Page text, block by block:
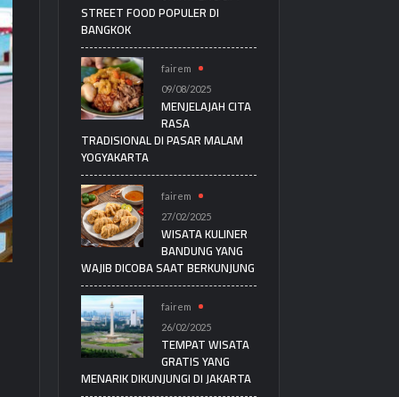
STREET FOOD POPULER DI
BANGKOK
fairem
09/08/2025
MENJELAJAH CITA
RASA
TRADISIONAL DI PASAR MALAM
YOGYAKARTA
fairem
27/02/2025
WISATA KULINER
BANDUNG YANG
WAJIB DICOBA SAAT BERKUNJUNG
fairem
26/02/2025
TEMPAT WISATA
GRATIS YANG
MENARIK DIKUNJUNGI DI JAKARTA